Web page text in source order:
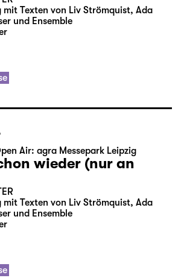
Air: agra Messepark Leipzig
wieder (nur an
Texten von Liv Strömquist, Ada
und Ensemble
Air: agra Messepark Leipzig
wieder (nur an
Texten von Liv Strömquist, Ada
und Ensemble